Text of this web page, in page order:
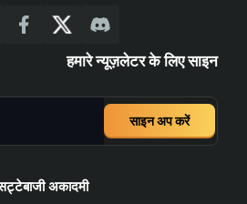
हमारे न्यूज़लेटर के लिए साइन
साइन अप करें
अकादमी